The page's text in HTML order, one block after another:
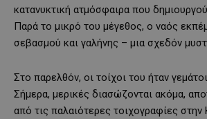
κατανυκτική ατμόσφαιρα που
Παρά το μικρό του μέγεθος, ο ναός
σεβασμού και γαλήνης – μια σχεδόν
Στο παρελθόν, οι τοίχοι του ήταν
Σήμερα, μερικές διασώζονται ακόμα,
από τις παλαιότερες τοιχογραφίες